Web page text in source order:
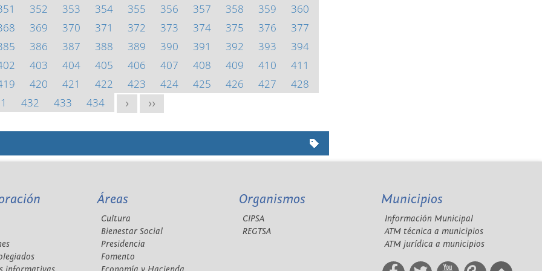
352 353 354 355 356 357 358 359
360
369 370 371 372 373 374 375 376
377
386 387 388 389 390 391 392 393
394
403 404 405 406 407 408 409 410
411
420 421 422 423 424 425 426 427
428
432 433 434 > >>
Áreas
Cultura
Bienestar Social
Presidencia
Fomento
Organismos
CIPSA
REGTSA
Municipios
Información Municipal
ATM técnica a municipios
ATM jurídica a municipios